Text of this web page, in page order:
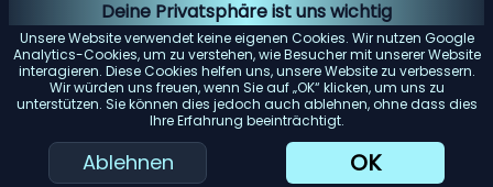
Deine Privatsphäre ist uns wichtig
Unsere Website verwendet keine eigenen Cookies. Wir nutzen Google
Analytics-Cookies, um zu verstehen, wie Besucher mit unserer Website
interagieren. Diese Cookies helfen uns, unsere Website zu verbessern.
Wir würden uns freuen, wenn Sie auf „OK“ klicken, um uns zu
unterstützen. Sie können dies jedoch auch ablehnen, ohne dass dies
Ihre Erfahrung beeinträchtigt.
Ablehnen OK
Energieeffizienz: Achten Sie auf Geschirrspüler mit einer
Energy Star-Bewertung. Diese Modelle verbrauchen
weniger Wasser und Strom, was Ihnen langfristig Geld
spart.
Geräuschpegel: Geschirrspüler können laut sein. Wenn
Lärm ein Problem darstellt, suchen Sie nach Modellen mit
einem Dezibelwert von 45 oder darunter.